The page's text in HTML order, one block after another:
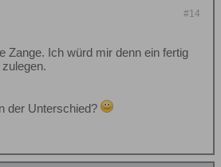
#14
Zange. Ich würd mir denn ein fertig
der Unterschied?